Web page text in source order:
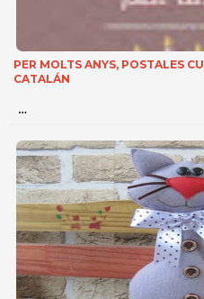
PER MOLTS ANYS, POSTALES
CATALÁN
…